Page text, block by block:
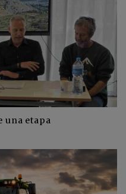
una etapa